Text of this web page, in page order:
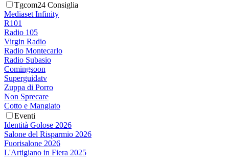
Tgcom24 Consiglia
Mediaset Infinity
R101
Radio 105
Virgin Radio
Radio Montecarlo
Radio Subasio
Comingsoon
Superguidatv
Zuppa di Porro
Non Sprecare
Cotto e Mangiato
Eventi
Identità Golose 2026
Salone del Risparmio 2026
Fuorisalone 2026
L'Artigiano in Fiera 2025